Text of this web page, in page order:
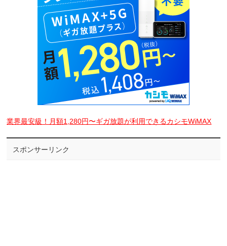
業界最安級！月額1,280円〜ギガ放題が利用できるカシモWiMAX
スポンサーリンク